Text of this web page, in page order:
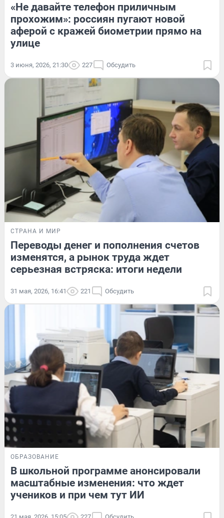
«Не давайте телефон приличным
прохожим»: россиян пугают новой
аферой с кражей биометрии прямо на
улице
3 июня, 2026, 21:30 227 Обсудить
СТРАНА И МИР
Переводы денег и пополнения счетов
изменятся, а рынок труда ждет
серьезная встряска: итоги недели
31 мая, 2026, 16:41 221 Обсудить
ОБРАЗОВАНИЕ
В школьной программе анонсировали
масштабные изменения: что ждет
учеников и при чем тут ИИ